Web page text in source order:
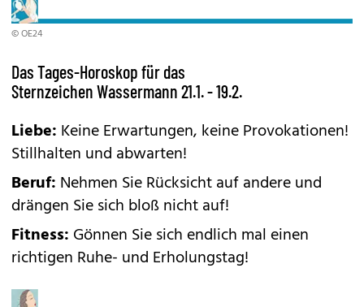
© OE24
Das Tages-Horoskop für das
Sternzeichen Wassermann 21.1. - 19.2.
Liebe: Keine Erwartungen, keine Provokationen!
Stillhalten und abwarten!
Beruf: Nehmen Sie Rücksicht auf andere und
drängen Sie sich bloß nicht auf!
Fitness: Gönnen Sie sich endlich mal einen
richtigen Ruhe- und Erholungstag!